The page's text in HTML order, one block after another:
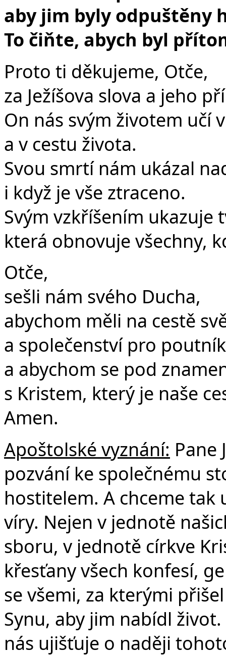
aby jim byly odpuštěny
To čiňte, abych byl
Proto ti děkujeme, Otče,
za Ježíšova slova a jeho
On nás svým životem učí
a v cestu života.
Svou smrtí nám ukázal
i když je vše ztraceno.
Svým vzkříšením ukazuje
která obnovuje všechny,
Otče,
sešli nám svého Ducha,
abychom měli na cestě
a společenství pro
a abychom se pod
s Kristem, který je naše
Amen.
Apoštolské vyznání: Pane
pozvání ke společnému
hostitelem. A chceme tak
víry. Nejen v jednotě
sboru, v jednotě církve
křesťany všech konfesí,
se všemi, za kterými
Synu, aby jim nabídl
nás ujišťuje o naději